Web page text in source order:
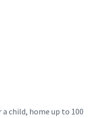
child, home up to 100